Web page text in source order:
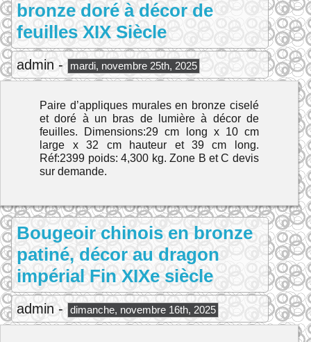
bronze doré à décor de
feuilles XIX Siècle
admin - mardi, novembre 25th, 2025
Paire d’appliques murales en bronze ciselé
et doré à un bras de lumière à décor de
feuilles. Dimensions:29 cm long x 10 cm
large x 32 cm hauteur et 39 cm long.
Réf:2399 poids: 4,300 kg. Zone B et C devis
sur demande.
Bougeoir chinois en bronze
patiné, décor au dragon
impérial Fin XIXe siècle
admin - dimanche, novembre 16th, 2025